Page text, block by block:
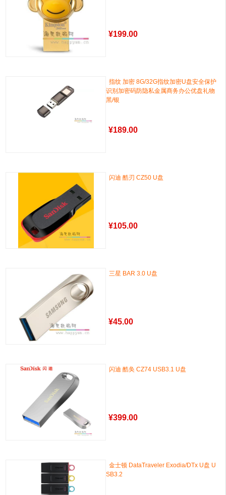
¥199.00
指纹 加密 8G/32G指纹加密U盘安全保护
识别加密码防隐私金属商务办公优盘礼物
黑/银
¥189.00
闪迪 酷刃 CZ50 U盘
¥105.00
三星 BAR 3.0 U盘
¥45.00
闪迪 酷奂 CZ74 USB3.1 U盘
¥399.00
金士顿 DataTraveler Exodia/DTx U盘 U
SB3.2